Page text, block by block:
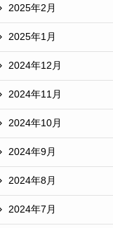
2025年2月
2025年1月
2024年12月
2024年11月
2024年10月
2024年9月
2024年8月
2024年7月